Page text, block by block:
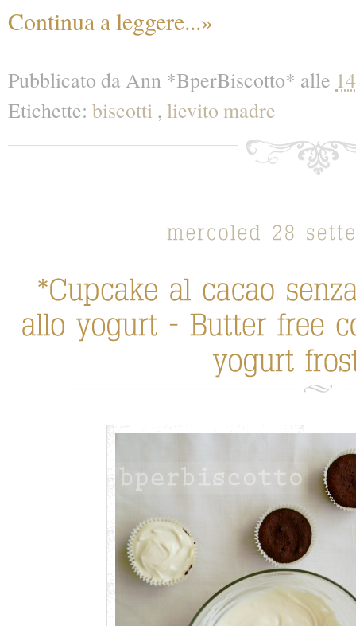
Continua a leggere...»
Pubblicato daAnn *BperBiscotto* alle
Etichette: biscotti , lievito madre